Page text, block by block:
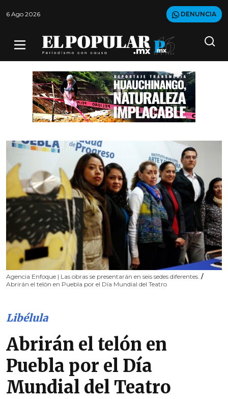
6 Ago 2026 DENUNCIA
Agencia Enfoque | Las obras se presentarán en seis sedes diferentes. /
Abrirán el telón en Puebla por el Día Mundial del Teatro
Libélula
Abrirán el telón en
Puebla por el Día
Mundial del Teatro